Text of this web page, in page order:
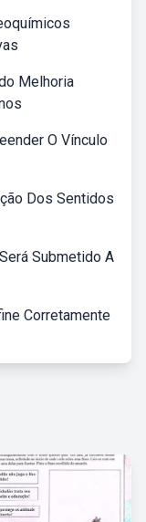
Melhoria
O Vínculo
Dos Sentidos
Submetido A
Corretamente